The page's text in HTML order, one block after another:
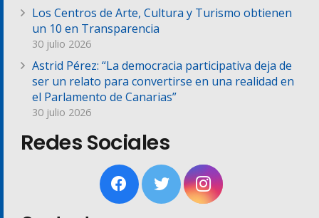
Los Centros de Arte, Cultura y Turismo obtienen
un 10 en Transparencia
30 julio 2026
Astrid Pérez: “La democracia participativa deja de
ser un relato para convertirse en una realidad en
el Parlamento de Canarias”
30 julio 2026
Redes Sociales